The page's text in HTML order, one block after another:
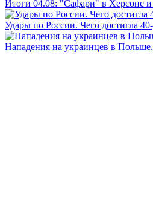
Итоги 04.08: "Сафари" в Херсоне и
Удары по России. Чего достигла
Нападения на украинцев в